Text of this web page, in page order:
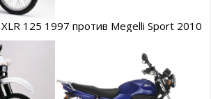
125 1997 против Megelli Sport 2010